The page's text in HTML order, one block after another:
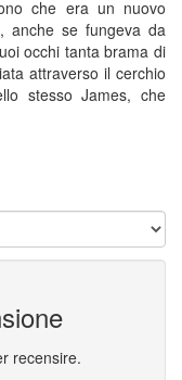
che era un nuovo
anche se fungeva da
occhi tanta brama di
attraverso il cerchio
stesso James, che
recensire.